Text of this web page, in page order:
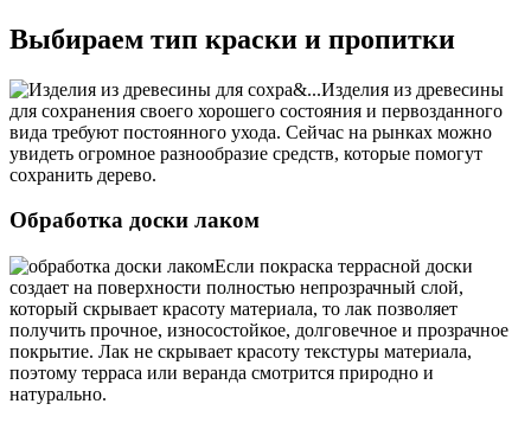
Выбираем тип краски и пропитки
Изделия из древесины
для сохранения своего хорошего состояния и первозданного
вида требуют постоянного ухода. Сейчас на рынках можно
увидеть огромное разнообразие средств, которые помогут
сохранить дерево.
Обработка доски лаком
Если покраска террасной доски
создает на поверхности полностью непрозрачный слой,
который скрывает красоту материала, то лак позволяет
получить прочное, износостойкое, долговечное и прозрачное
покрытие. Лак не скрывает красоту текстуры материала,
поэтому терраса или веранда смотрится природно и
натурально.